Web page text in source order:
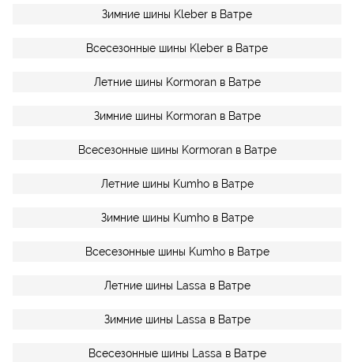
Зимние шины Kleber в Ватре
Всесезонные шины Kleber в Ватре
Летние шины Kormoran в Ватре
Зимние шины Kormoran в Ватре
Всесезонные шины Kormoran в Ватре
Летние шины Kumho в Ватре
Зимние шины Kumho в Ватре
Всесезонные шины Kumho в Ватре
Летние шины Lassa в Ватре
Зимние шины Lassa в Ватре
Всесезонные шины Lassa в Ватре